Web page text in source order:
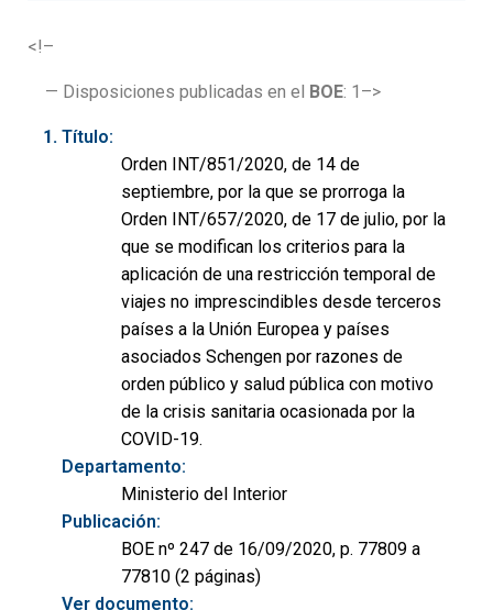
<!–
— Disposiciones publicadas en el BOE: 1–>
Título:
Orden INT/851/2020, de 14 de
septiembre, por la que se prorroga la
Orden INT/657/2020, de 17 de julio, por la
que se modifican los criterios para la
aplicación de una restricción temporal de
viajes no imprescindibles desde terceros
países a la Unión Europea y países
asociados Schengen por razones de
orden público y salud pública con motivo
de la crisis sanitaria ocasionada por la
COVID-19.
Departamento:
Ministerio del Interior
Publicación:
BOE nº 247 de 16/09/2020, p. 77809 a
77810 (2 páginas)
Ver documento: